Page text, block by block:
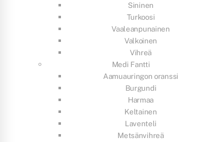
Sininen
Turkoosi
Vaaleanpunainen
Valkoinen
Vihreä
Medi Fantti
Aamuauringon oranssi
Burgundi
Harmaa
Keltainen
Laventeli
Metsänvihreä